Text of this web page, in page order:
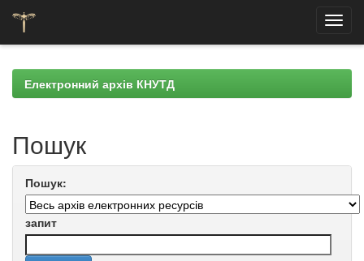
navigationЕлектронний архів КНУТД
Пошук
Пошук:
запит